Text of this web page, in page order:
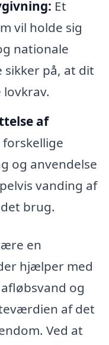
Et
vil holde sig
nationale
sikker på, at dit
af
og anvendelse
vanding af
brug.
en
hjælper med
og
af det
Ved at